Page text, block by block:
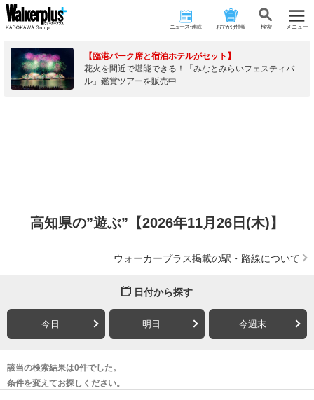
ニュース･連載 おでかけ情報 検 索 メニュー
【臨港パーク席と宿泊ホテルがセット】
花火を間近で堪能できる！「みなとみらいフェスティバ
ル」鑑賞ツアーを販売中
高知県の”遊ぶ”【2026年11月26日(木)】
ウォーカープラス掲載の駅・路線について
日付から探す
今日 明日 今週末
該当の検索結果は0件でした。
条件を変えてお探しください。